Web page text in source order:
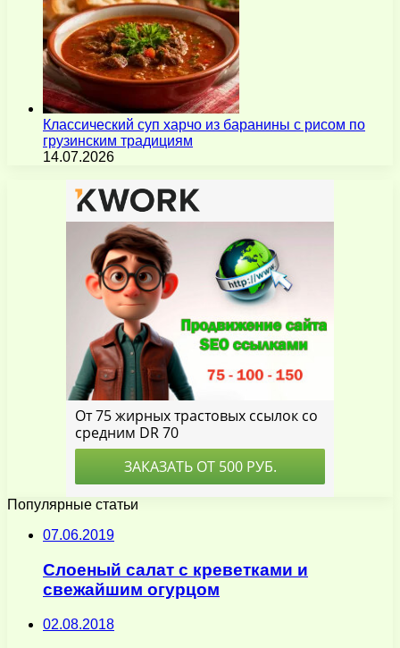
Классический суп харчо из баранины с рисом по
грузинским традициям
14.07.2026
Популярные статьи
07.06.2019
Слоеный салат с креветками и
свежайшим огурцом
02.08.2018